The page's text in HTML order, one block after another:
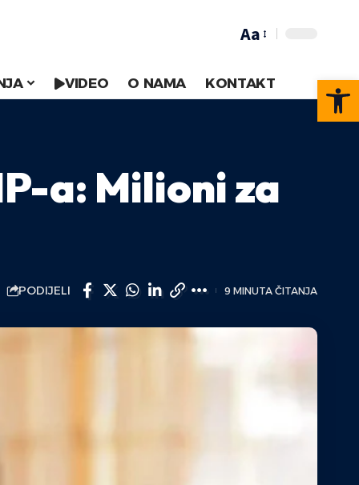
Aa
VIDEO O NAMA KONTAKT
a: Milioni za
PODIJELI 9 MINUTA ČITANJA